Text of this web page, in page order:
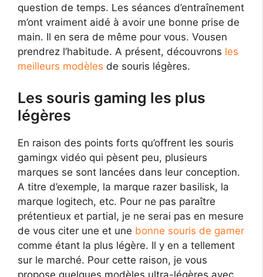
question de temps. Les séances d’entraînement
m’ont vraiment aidé à avoir une bonne prise de
main. Il en sera de même pour vous. Vousen
prendrez l’habitude. A présent, découvrons les
meilleurs modèles de souris légères.
Les souris gaming les plus
légères
En raison des points forts qu’offrent les souris
gamingx vidéo qui pèsent peu, plusieurs
marques se sont lancées dans leur conception.
A titre d’exemple, la marque razer basilisk, la
marque logitech, etc. Pour ne pas paraître
prétentieux et partial, je ne serai pas en mesure
de vous citer une et une bonne souris de gamer
comme étant la plus légère. Il y en a tellement
sur le marché. Pour cette raison, je vous
propose quelques modèles ultra-légères avec